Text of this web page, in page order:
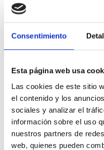
Consentimiento
Esta página web usa
Las cookies de este sitio
el contenido y los
sociales y analizar el
información sobre el uso
nuestros partners de
web, quienes pueden
Por otro lado posee una
Gracias a su elevada
contra inclemencias
Asimismo indicar que su
Su peso es muy reducido y
Además este LNB es
Fabricado con los más altos
Ganancia máxima de57dB.
Especificaciones técnicas
Especif. técnicas